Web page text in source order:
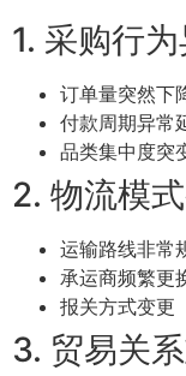
1. 采购行
订单量突然下
付款周期异常
品类集中度突
2. 物流模
运输路线非常
承运商频繁更
报关方式变更
3. 贸易关